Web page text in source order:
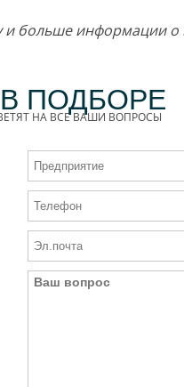
и больше
ПОДБОРЕ
НА ВСЕ ВАШИ ВОПРОСЫ